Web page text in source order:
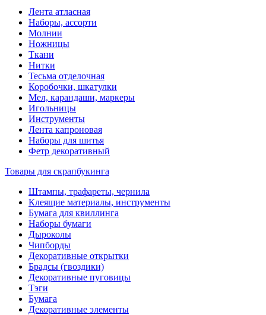
Лента атласная
Наборы, ассорти
Молнии
Ножницы
Ткани
Нитки
Тесьма отделочная
Коробочки, шкатулки
Мел, карандаши, маркеры
Игольницы
Инструменты
Лента капроновая
Наборы для шитья
Фетр декоративный
Товары для скрапбукинга
Штампы, трафареты, чернила
Клеящие материалы, инструменты
Бумага для квиллинга
Наборы бумаги
Дыроколы
Чипборды
Декоративные открытки
Брадсы (гвоздики)
Декоративные пуговицы
Тэги
Бумага
Декоративные элементы